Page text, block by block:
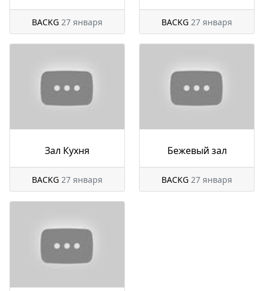
BACKG 27 января BACKG 27 января
Зал Кухня
BACKG 27 января
Бежевый зал
BACKG 27 января